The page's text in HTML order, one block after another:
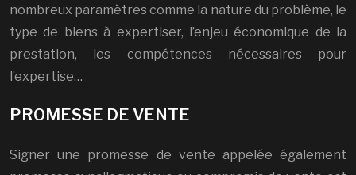
nombreux paramètres comme la nature du problème, le
type de biens à expertiser, l’enjeu économique de la
prestation, les compétences nécessaires pour
l’expertise…
PROMESSE DE VENTE
Signer une promesse de vente appelée également